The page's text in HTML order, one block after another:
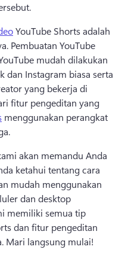
YouTube Shorts adalah
Pembuatan YouTube
mudah dilakukan
dan Instagram biasa serta
yang bekerja di
fitur pengeditan yang
menggunakan perangkat
akan memandu Anda
ketahui tentang cara
mudah menggunakan
dan desktop
memiliki semua tip
dan fitur pengeditan
Mari langsung mulai!